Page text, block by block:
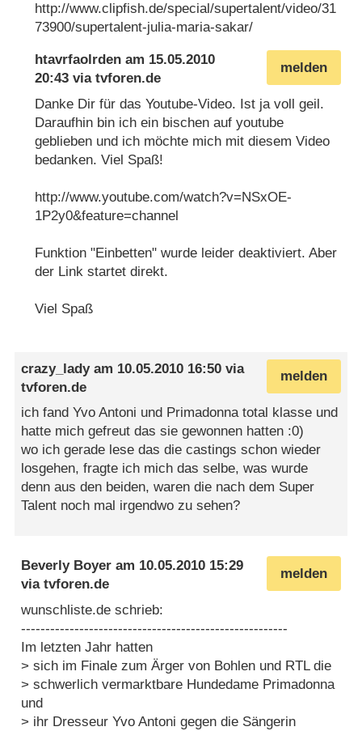
http://www.clipfish.de/special/supertalent/video/31
73900/supertalent-julia-maria-sakar/
melden
htavrfaolrden am 15.05.2010
20:43 viatvforen.de
Danke Dir für das Youtube-Video. Ist ja voll geil.
Daraufhin bin ich ein bischen auf youtube
geblieben und ich möchte mich mit diesem Video
bedanken. Viel Spaß!
http://www.youtube.com/watch?v=NSxOE-
1P2y0&feature=channel
Funktion "Einbetten" wurde leider deaktiviert. Aber
der Link startet direkt.
Viel Spaß
melden
crazy_ladyam 10.05.2010 16:50 via
tvforen.de
ich fand Yvo Antoni und Primadonna total klasse und
hatte mich gefreut das sie gewonnen hatten :0)
wo ich gerade lese das die castings schon wieder
losgehen, fragte ich mich das selbe, was wurde
denn aus den beiden, waren die nach dem Super
Talent noch mal irgendwo zu sehen?
melden
Beverly Boyer am 10.05.2010 15:29
viatvforen.de
wunschliste.de schrieb:
-------------------------------------------------------
Im letzten Jahr hatten
> sich im Finale zum Ärger von Bohlen und RTL die
> schwerlich vermarktbare Hundedame Primadonna
und
> ihr Dresseur Yvo Antoni gegen die Sängerin